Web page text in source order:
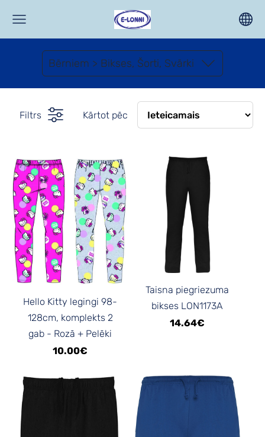
Bērniem > Bikses, Šorti, Svārki
Filtrs Kārtot pēc
Hello Kitty legingi 98-
128cm, komplekts 2
gab - Rozā + Pelēki
10.00€
Taisna piegriezuma
bikses LON1173A
14.64€